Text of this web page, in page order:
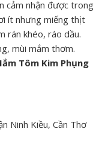
cảm nhận được trong
ít nhưng miếng thịt
rán khéo, ráo dầu.
mùi mắm thơm.
Tôm Kim Phụng
Ninh Kiều, Cần Thơ